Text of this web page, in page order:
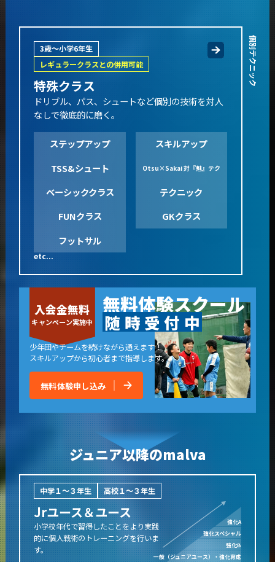
3歳～小学6年生
レギュラークラスとの併用可能
特殊クラス
ドリブル、パス、シュートなど個別の技術を対人
なしで徹底的に磨く。
ステップアップ
スキルアップ
TSS&シュート
Otsu×Sakai 対『魅』テク
ベーシッククラス
テクニック
FUNクラス
GKクラス
フットサル
個別テクニック
入会金無料
キャンペーン実施中
無料体験スクール
随 時 受付 中
少年団やチームを続けながら通えます！
スキルアップから初心者まで指導します。
無料体験申し込み
ジュニア以降のmalva
中学１〜３年生 高校１〜３年生
Jrユース＆ユース
小学校年代で習得したことをより実践
的に個人戦術のトレーニングを行いま
す。
強化A
強化スペシャル
強化B
一般（ジュニアユース）・強化育成